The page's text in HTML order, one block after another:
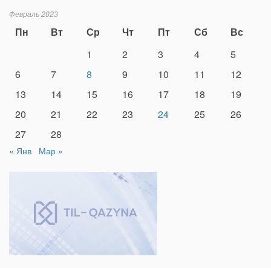
Февраль 2023
Пн Вт Ср Чт Пт Сб
Вс
1
2 3 4
5
6
7 8 9 10 11
12
13
14 15 16 17 18
19
20
21 22 23 24 25
26
27
28
« Янв Мар »